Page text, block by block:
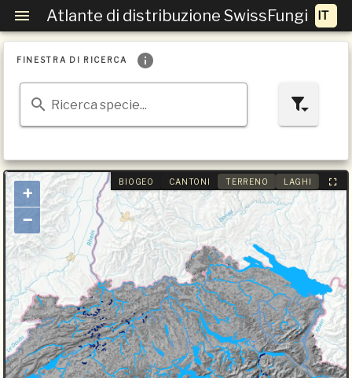
Atlante di distribuzione SwissFungi
FINESTRA DI RICERCA
Ricerca specie...
BIOGEO CANTONI TERRENO LAGHI
+
−